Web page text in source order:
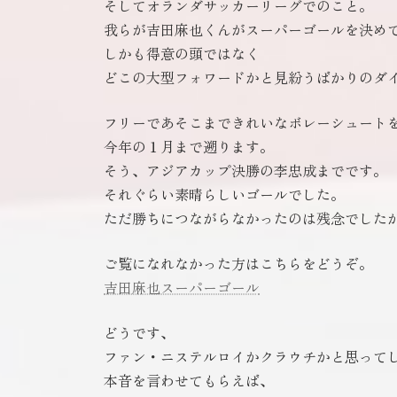
そしてオランダサッカーリーグでのこと。
我らが吉田麻也くんがスーパーゴールを決め
しかも得意の頭ではなく
どこの大型フォワードかと見紛うばかりのダ
フリーであそこまできれいなボレーシュート
今年の１月まで遡ります。
そう、アジアカップ決勝の李忠成までです。
それぐらい素晴らしいゴールでした。
ただ勝ちにつながらなかったのは残念でした
ご覧になれなかった方はこちらをどうぞ。
吉田麻也スーパーゴール
どうです、
ファン・ニステルロイかクラウチかと思って
本音を言わせてもらえば、